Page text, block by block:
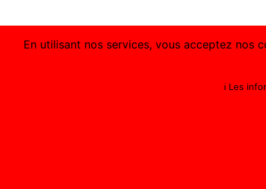
En utilisant nos services, vous acceptez nos
ℹ️ Les